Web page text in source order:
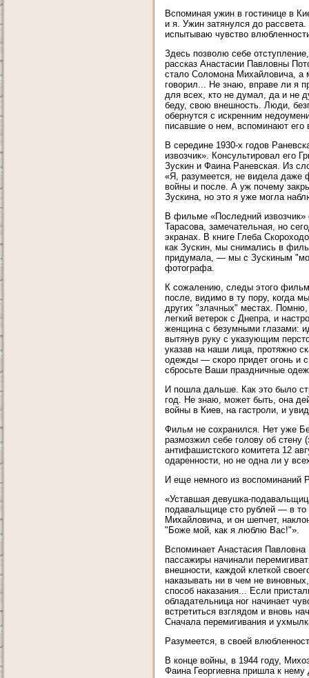
Вспоминая ужин в гостинице в
и я. Ужин затянулся до
испытываю чувство
Здесь позволю себе
рассказ Анастасии Павловны
стало Соломона Михайловича, а
говорил... Не знаю, вправе ли я
для всех, кто не думал, да и не
беду, свою внешность. Люди,
обернутся с искренним
писавшие о нем, вспоминают его
В середине 1930-х годов
извозчик». Консультировал его
Зускин и Фаина Раневская. Из
«Я, разумеется, не видела даже
войны и после. А уж почему
Зускина, но это я уже могла
В фильме «Последний
Тарасова, замечательная, но
экранах. В книге Глеба
как Зускин, мы снимались в
придумала, — мы с Зускиным
фотографа.
К сожалению, следы этого
после, видимо в ту пору, когда
других "злачных" местах.
легкий ветерок с Днепра, и
женщина с безумными глазами:
вытянув руку с указующим
указав на наши лица, протяжно
одежды — скоро придет огонь и
сбросьте Ваши праздничные
И пошла дальше. Как это было
год. Не знаю, может быть, она
войны в Киев, на гастроли, и
Фильм не сохранился. Нет уже
размозжил себе голову об стену
антифашистского комитета 12
одаренности, но не одна ли у
И еще немного из воспоминаний
«Уставшая девушка-
подавальщице сто рублей — в
Михайловича, и он шепчет,
"Боже мой, как я люблю Вас!"».
Вспоминает Анастасия
пассажиры начинали
внешности, каждой клеткой
наказывать ни в чем не
способ наказания... Если
обладательница ног начинает
встретиться взглядом и вновь
Сначала перемигивания и
Разумеется, в своей
В конце войны, в 1944 году,
Фаина Георгиевна пришла к